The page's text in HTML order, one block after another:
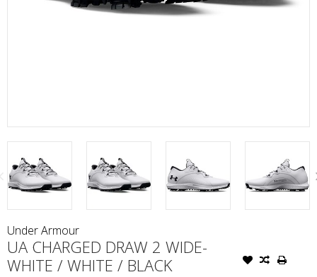
Under Armour
UA CHARGED DRAW 2 WIDE-
WHITE / WHITE / BLACK